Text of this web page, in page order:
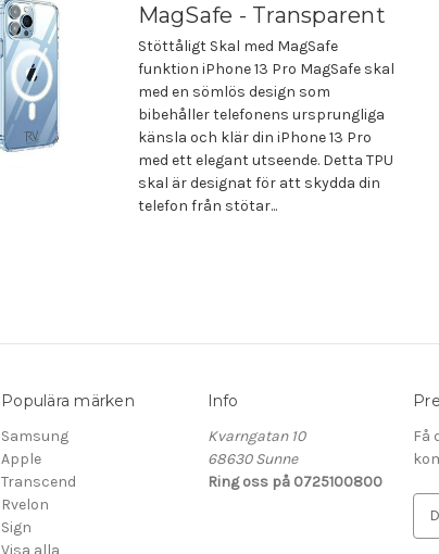
MagSafe - Transparent
Stöttåligt Skal med MagSafe
funktion iPhone 13 Pro MagSafe skal
med en sömlös design som
bibehåller telefonens ursprungliga
känsla och klär din iPhone 13 Pro
med ett elegant utseende. Detta TPU
skal är designat för att skydda din
telefon från stötar...
Populära märken
Samsung
Apple
Transcend
Rvelon
Sign
Visa alla
Info
Kvarngatan 10
68630 Sunne
Ring oss på 0725100800
Få